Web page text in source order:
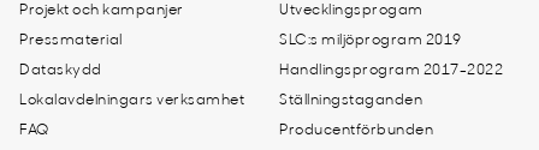
Projekt och kampanjer
Pressmaterial
Dataskydd
Lokalavdelningars verksamhet
FAQ
Utvecklingsprogam
SLC:s miljöprogram 2019
Handlingsprogram 2017-2022
Ställningstaganden
Producentförbunden